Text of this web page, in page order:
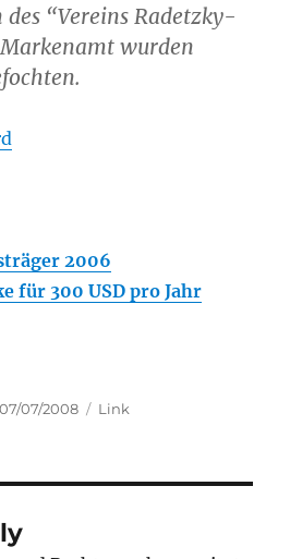
“Vereins Radetzky-
wurden
2006
für 300 USD pro Jahr
Posted
07/07/2008 Categories
Link